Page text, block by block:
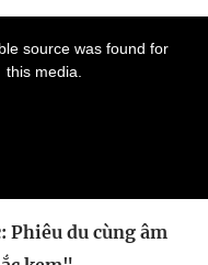
Doanh nhân Sài
Gòn
Phiêu du cùng âm